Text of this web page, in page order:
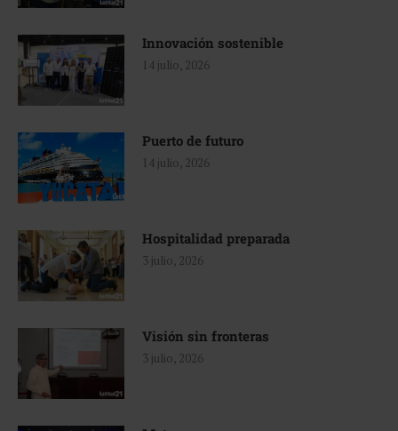
Innovación sostenible
14 julio, 2026
Puerto de futuro
14 julio, 2026
Hospitalidad preparada
3 julio, 2026
Visión sin fronteras
3 julio, 2026